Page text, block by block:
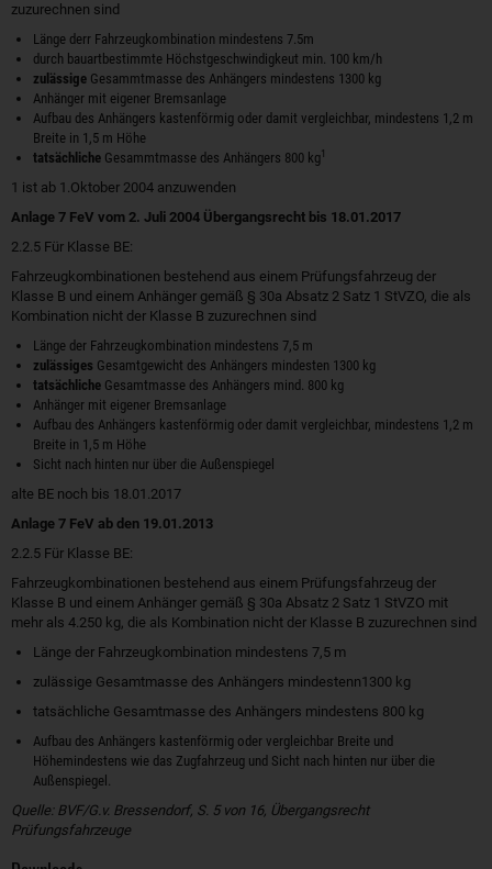
zuzurechnen sind
Länge derr Fahrzeugkombination mindestens 7.5m
durch bauartbestimmte Höchstgeschwindigkeut min. 100 km/h
zulässige Gesammtmasse des Anhängers mindestens 1300 kg
Anhänger mit eigener Bremsanlage
Aufbau des Anhängers kastenförmig oder damit vergleichbar, mindestens 1,2 m
Breite in 1,5 m Höhe
tatsächliche Gesammtmasse des Anhängers 800 kg1
1 ist ab 1.Oktober 2004 anzuwenden
Anlage 7 FeV vom 2. Juli 2004 Übergangsrecht bis 18.01.2017
2.2.5 Für Klasse BE:
Fahrzeugkombinationen bestehend aus einem Prüfungsfahrzeug der
Klasse B und einem Anhänger gemäß § 30a Absatz 2 Satz 1 StVZO, die als
Kombination nicht der Klasse B zuzurechnen sind
Länge der Fahrzeugkombination mindestens 7,5 m
zulässiges Gesamtgewicht des Anhängers mindesten 1300 kg
tatsächliche Gesamtmasse des Anhängers mind. 800 kg
Anhänger mit eigener Bremsanlage
Aufbau des Anhängers kastenförmig oder damit vergleichbar, mindestens 1,2 m
Breite in 1,5 m Höhe
Sicht nach hinten nur über die Außenspiegel
alte BE noch bis 18.01.2017
Anlage 7 FeV ab den 19.01.2013
2.2.5 Für Klasse BE:
Fahrzeugkombinationen bestehend aus einem Prüfungsfahrzeug der
Klasse B und einem Anhänger gemäß § 30a Absatz 2 Satz 1 StVZO mit
mehr als 4.250 kg, die als Kombination nicht der Klasse B zuzurechnen sind
Länge der Fahrzeugkombination mindestens 7,5 m
zulässige Gesamtmasse des Anhängers mindestenn1300 kg
tatsächliche Gesamtmasse des Anhängers mindestens 800 kg
Aufbau des Anhängers kastenförmig oder vergleichbar Breite und
Höhemindestens wie das Zugfahrzeug und Sicht nach hinten nur über die
Außenspiegel.
Quelle: BVF/G.v. Bressendorf, S. 5 von 16, Übergangsrecht
Prüfungsfahrzeuge